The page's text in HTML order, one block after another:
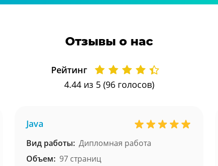
Отзывы о нас
Рейтинг
4.44из 5 (96 голосов)
Java
Вид работы: Дипломная работа
Объем: 97 страниц